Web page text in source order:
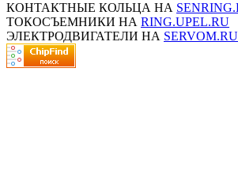
КОНТАКТНЫЕ КОЛЬЦА НА
ТОКОСЪЕМНИКИ НА RING.UPEL.RU
ЭЛЕКТРОДВИГАТЕЛИ НА SERVOM.RU